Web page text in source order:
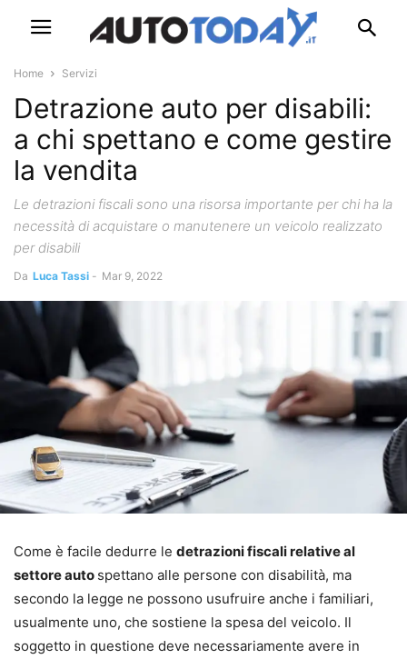
Home Servizi
Detrazione auto per disabili:
a chi spettano e come gestire
la vendita
Le detrazioni fiscali sono una risorsa importante per chi ha la
necessità di acquistare o manutenere un veicolo realizzato
per disabili
Da Luca Tassi - Mar 9, 2022
Come è facile dedurre le detrazioni fiscali relative al
settore auto spettano alle persone con disabilità, ma
secondo la legge ne possono usufruire anche i familiari,
usualmente uno, che sostiene la spesa del veicolo. Il
soggetto in questione deve necessariamente avere in